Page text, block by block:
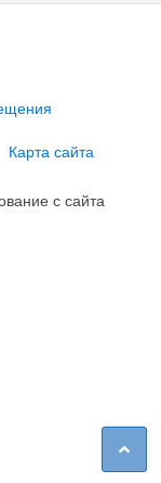
Карта сайта
с сайта